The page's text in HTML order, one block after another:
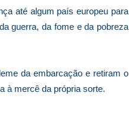
até algum país europeu para
guerra, da fome e da pobreza
da embarcação e retiram o
à mercê da própria sorte.